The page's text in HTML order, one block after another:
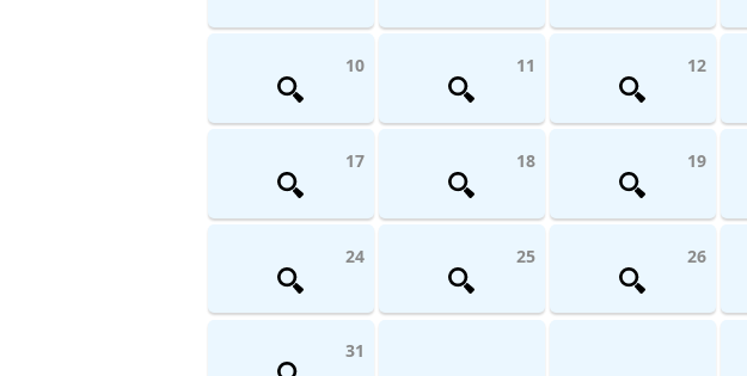
10 11 12
17 18 19
24 25 26
31